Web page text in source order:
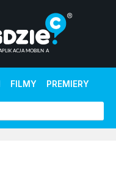
FILMY PREMIERY